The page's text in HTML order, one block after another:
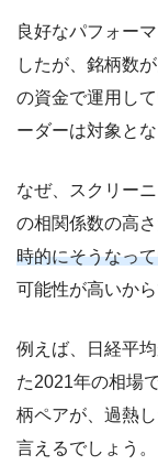
良好なパフォー
したが、銘柄数
の資金で運用し
ーダーは対象と
なぜ、スクリー
の相関係数の高
時的にそうなっ
可能性が高いから
例えば、日経平
た2021年の相場
柄ペアが、過熱
言えるでしょう。